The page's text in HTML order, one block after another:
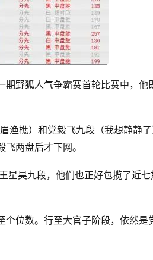
野狐人气争霸赛首轮比赛中，他
渔樵）和党毅飞九段（我想静静
两盘后才下网。
昊九段，他们也正好包揽了近七
位数。行至大官子阶段，依然是